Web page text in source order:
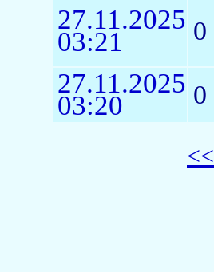
27.11.2025
03:21 0
27.11.2025
03:20 0
<<